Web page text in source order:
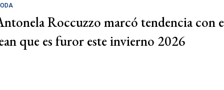
Roccuzzo marcó tendencia con
que es furor este invierno 2026